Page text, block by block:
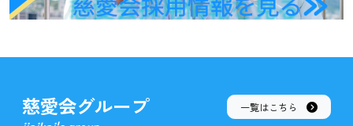
慈愛会グループ 一覧はこちら